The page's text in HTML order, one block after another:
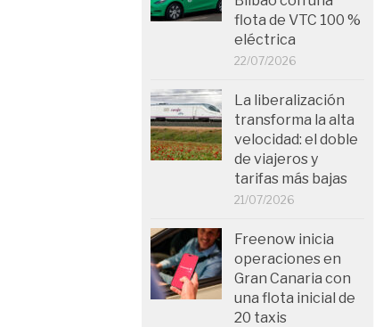
flota de VTC 100 %
eléctrica
22/07/2026
La liberalización
transforma la alta
velocidad: el doble
de viajeros y
tarifas más bajas
21/07/2026
Freenow inicia
operaciones en
Gran Canaria con
una flota inicial de
20 taxis